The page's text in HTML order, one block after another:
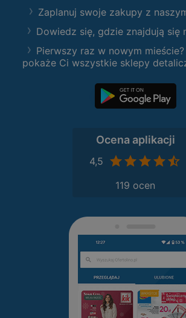
Zaplanuj swoje zakupy z
Dowiedz się, gdzie znajdują się
Pierwszy raz w nowym
pokaże Ci wszystkie sklepy
Ocena aplikacji
4,5
119 ocen